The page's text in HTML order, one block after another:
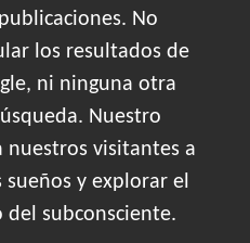
No
los resultados de
ni ninguna otra
Nuestro
nuestros visitantes a
y explorar el
subconsciente.